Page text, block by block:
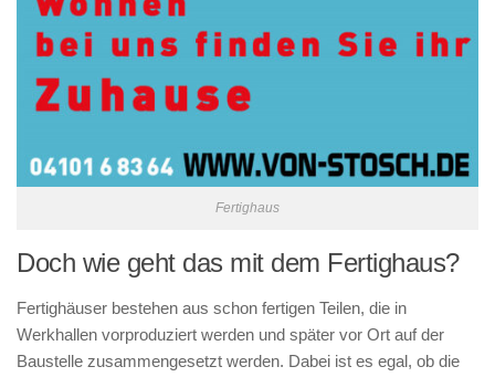
Fertighaus
Doch wie geht das mit dem Fertighaus?
Fertighäuser bestehen aus schon fertigen Teilen, die in
Werkhallen vorproduziert werden und später vor Ort auf der
Baustelle zusammengesetzt werden. Dabei ist es egal, ob die